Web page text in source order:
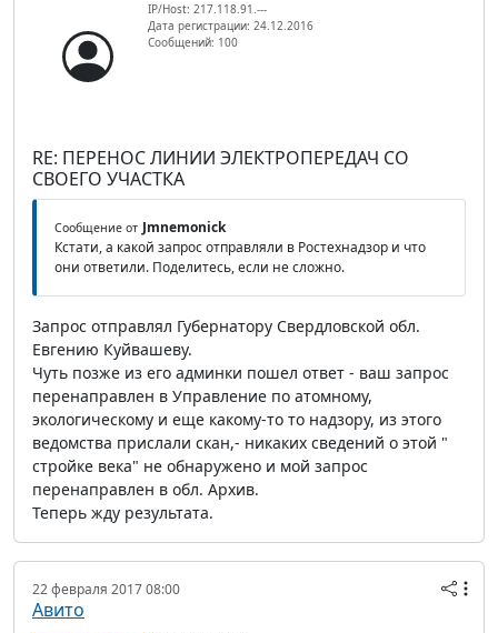
IP/Host: 217.118.91.---
Дата регистрации: 24.12.2016
Сообщений: 100
RE: ПЕРЕНОС ЛИНИИ ЭЛЕКТРОПЕРЕДАЧ СО
СВОЕГО УЧАСТКА
Сообщение от Jmnemonick
Кстати, а какой запрос отправляли в Ростехнадзор и что
они ответили. Поделитесь, если не сложно.
Запрос отправлял Губернатору Свердловской обл.
Евгению Куйвашеву.
Чуть позже из его админки пошел ответ - ваш запрос
перенаправлен в Управление по атомному,
экологическому и еще какому-то то надзору, из этого
ведомства прислали скан,- никаких сведений о этой "
стройке века" не обнаружено и мой запрос
перенаправлен в обл. Архив.
Теперь жду результата.
22 февраля 2017 08:00
Авито